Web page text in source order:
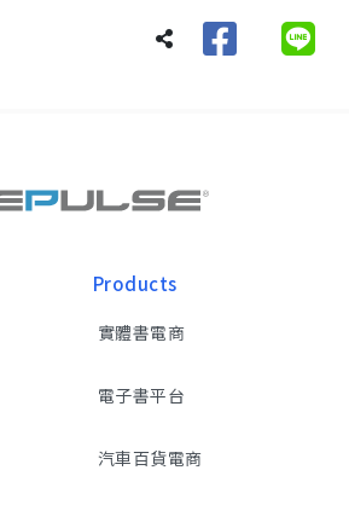
Products
實體書電商
電子書平台
汽車百貨電商